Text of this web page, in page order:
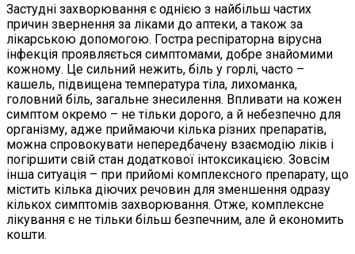
Застудні захворювання є однією з найбільш частих
причин звернення за ліками до аптеки, а також за
лікарською допомогою. Гостра респіраторна вірусна
інфекція проявляється симптомами, добре знайомими
кожному. Це сильний нежить, біль у горлі, часто –
кашель, підвищена температура тіла, лихоманка,
головний біль, загальне знесилення. Впливати на кожен
симптом окремо – не тільки дорого, а й небезпечно для
організму, адже приймаючи кілька різних препаратів,
можна спровокувати непередбачену взаємодію ліків і
погіршити свій стан додаткової інтоксикацією. Зовсім
інша ситуація – при прийомі комплексного препарату, що
містить кілька діючих речовин для зменшення одразу
кількох симптомів захворювання. Отже, комплексне
лікування є не тільки більш безпечним, але й економить
кошти.